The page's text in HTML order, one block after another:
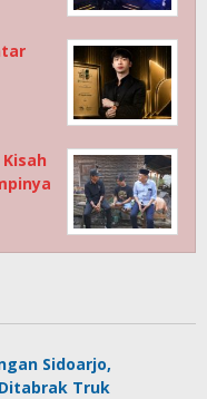
Sidoarjo,
Truk